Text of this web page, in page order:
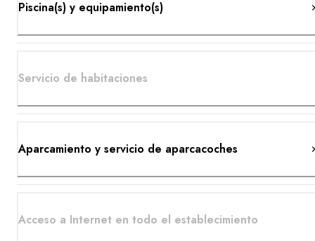
Piscina(s) y equipamiento(s)
Servicio de habitaciones
Aparcamiento y servicio de aparcacoches
Acceso a Internet en todo el establecimiento